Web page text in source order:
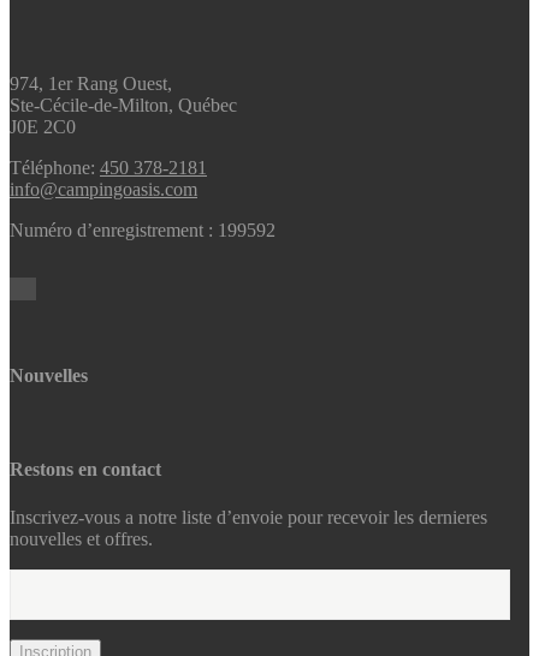
974, 1er Rang Ouest,
Ste-Cécile-de-Milton, Québec
J0E 2C0
Téléphone: 450 378-2181
info@campingoasis.com
Numéro d’enregistrement : 199592
Nouvelles
Restons en contact
Inscrivez-vous a notre liste d’envoie pour recevoir les dernieres
nouvelles et offres.